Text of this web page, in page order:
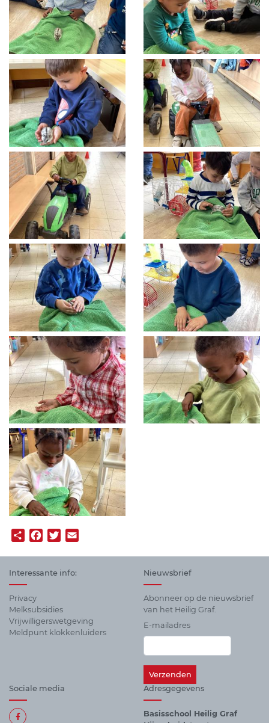
ShareFacebook
Twitter
Interessante info:
Privacy
Melksubsidies
Vrijwilligerswetgeving
Meldpunt klokkenluiders
Nieuwsbrief
Abonneer op de nieuwsbrief
van het Heilig Graf.
E-mailadres
Sociale media Adresgegevens
Basisschool Heilig Graf